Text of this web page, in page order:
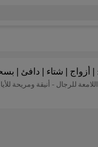
أزواج | شتاء | دافئ |
للرجال - أنيقة ومريحة